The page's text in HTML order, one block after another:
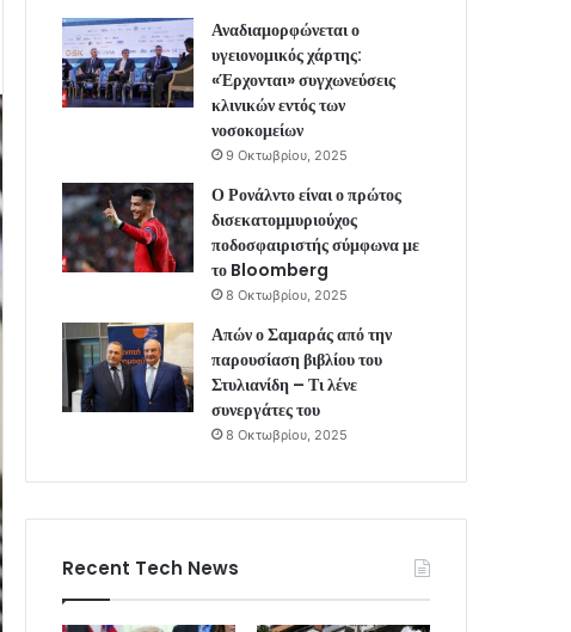
Αναδιαμορφώνεται ο
υγειονομικός χάρτης:
«Έρχονται» συγχωνεύσεις
κλινικών εντός των
νοσοκομείων
9 Οκτωβρίου, 2025
Ο Ρονάλντο είναι ο πρώτος
δισεκατομμυριούχος
ποδοσφαιριστής σύμφωνα με
το Bloomberg
8 Οκτωβρίου, 2025
Απών ο Σαμαράς από την
παρουσίαση βιβλίου του
Στυλιανίδη – Τι λένε
συνεργάτες του
8 Οκτωβρίου, 2025
Recent Tech News